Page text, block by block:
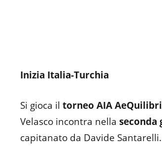
Inizia Italia-Turchia
Si gioca il torneo AIA
Velasco incontra nella seconda
capitanato da Davide